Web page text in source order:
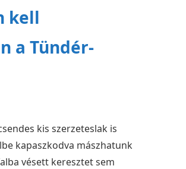
kell
a Tündér-
kis szerzeteslak is
kapaszkodva mászhatunk
vésett keresztet sem